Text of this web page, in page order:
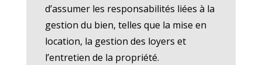
d’assumer les responsabilités liées à la
gestion du bien, telles que la mise en
location, la gestion des loyers et
l’entretien de la propriété.